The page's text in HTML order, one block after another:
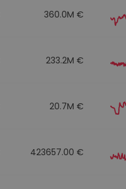
360.0M €
233.2M €
20.7M €
423657.00 €